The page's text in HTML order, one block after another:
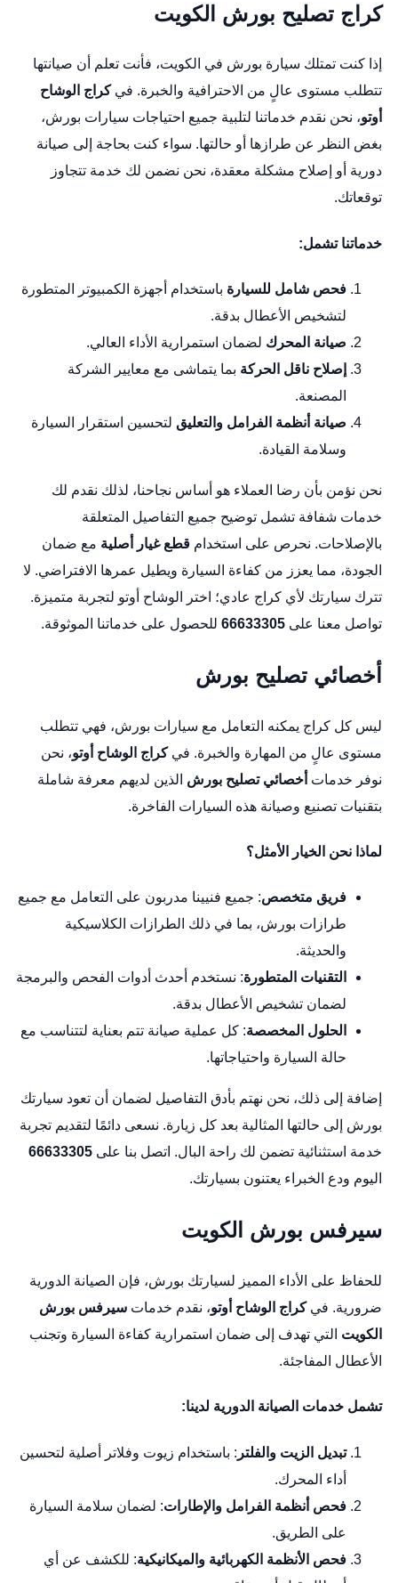
كراج تصليح بورش الكويت
إذا كنت تمتلك سيارة بورش في الكويت، فأنت تعلم أن صيانتها
تتطلب مستوى عالٍ من الاحترافية والخبرة. فيكراج الوشاح
أوتو، نحن نقدم خدماتنا لتلبية جميع احتياجات سيارات بورش،
بغض النظر عن طرازها أو حالتها. سواء كنت بحاجة إلى صيانة
دورية أو إصلاح مشكلة معقدة، نحن نضمن لك خدمة تتجاوز
توقعاتك.
خدماتنا تشمل:
فحص شامل للسيارة باستخدام أجهزة الكمبيوتر المتطورة
لتشخيص الأعطال بدقة.
صيانة المحرك لضمان استمرارية الأداء العالي.
إصلاح ناقل الحركة بما يتماشى مع معايير الشركة
المصنعة.
صيانة أنظمة الفرامل والتعليق لتحسين استقرار السيارة
وسلامة القيادة.
نحن نؤمن بأن رضا العملاء هو أساس نجاحنا، لذلك نقدم لك
خدمات شفافة تشمل توضيح جميع التفاصيل المتعلقة
بالإصلاحات. نحرص على استخدام قطع غيار أصلية مع ضمان
الجودة، مما يعزز من كفاءة السيارة ويطيل عمرها الافتراضي. لا
تترك سيارتك لأي كراج عادي؛ اختر الوشاح أوتو لتجربة متميزة.
تواصل معنا على 66633305للحصول على خدماتنا الموثوقة.
أخصائي تصليح بورش
ليس كل كراج يمكنه التعامل مع سيارات بورش، فهي تتطلب
مستوى عالٍ من المهارة والخبرة. فيكراج الوشاح أوتو، نحن
نوفر خدمات أخصائي تصليح بورش الذين لديهم معرفة شاملة
بتقنيات تصنيع وصيانة هذه السيارات الفاخرة.
لماذا نحن الخيار الأمثل؟
فريق متخصص: جميع فنيينا مدربون على التعامل مع جميع
طرازات بورش، بما في ذلك الطرازات الكلاسيكية
والحديثة.
التقنيات المتطورة: نستخدم أحدث أدوات الفحص والبرمجة
لضمان تشخيص الأعطال بدقة.
الحلول المخصصة: كل عملية صيانة تتم بعناية لتتناسب مع
حالة السيارة واحتياجاتها.
إضافة إلى ذلك، نحن نهتم بأدق التفاصيل لضمان أن تعود سيارتك
بورش إلى حالتها المثالية بعد كل زيارة. نسعى دائمًا لتقديم تجربة
خدمة استثنائية تضمن لك راحة البال. اتصل بنا على 66633305
اليوم ودع الخبراء يعتنون بسيارتك.
سيرفس بورش الكويت
للحفاظ على الأداء المميز لسيارتك بورش، فإن الصيانة الدورية
ضرورية. فيكراج الوشاح أوتو، نقدم خدمات سيرفس بورش
الكويت التي تهدف إلى ضمان استمرارية كفاءة السيارة وتجنب
الأعطال المفاجئة.
تشمل خدمات الصيانة الدورية لدينا:
تبديل الزيت والفلتر : باستخدام زيوت وفلاتر أصلية لتحسين
أداء المحرك.
فحص أنظمة الفرامل والإطارات: لضمان سلامة السيارة
على الطريق.
فحص الأنظمة الكهربائية والميكانيكية: للكشف عن أي